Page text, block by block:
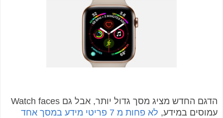
הדגם החדש מציג מסך גדול יותר, אבל גם Watch faces
עמוסים במידע,
לא פחות מ 7 פריטי מידע במסך אחד